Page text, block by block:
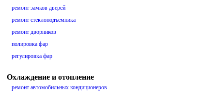
ремонт замков дверей
ремонт стеклоподъемника
ремонт дворников
полировка фар
регулировка фар
Охлаждение и отопление
ремонт автомобильных кондиционеров